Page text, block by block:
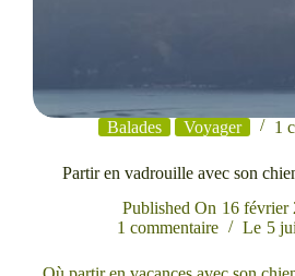
Balades Voyager 1
Partir en vadrouille avec son
Published On 16 février
1 commentaire
Le 5